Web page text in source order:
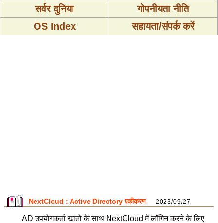
सर्वर दुनिया
गोपनीयता नीति
OS Index
सहायता/संपर्क करें
NextCloud : Active Directory एकीकरण 2023/09/27
AD उपयोगकर्ता खातों के साथ NextCloud में लॉगिन करने के लिए